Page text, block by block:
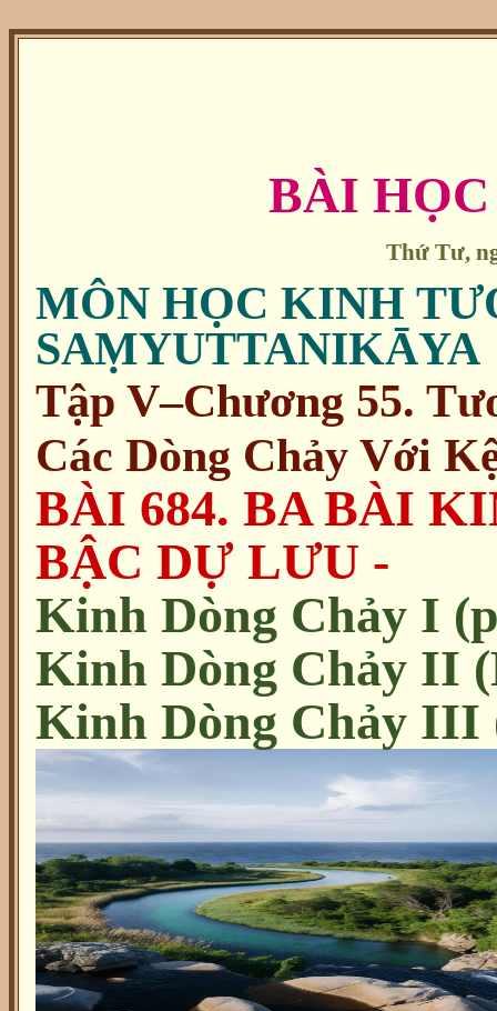
BÀI
Thứ Tư,
MÔN HỌC KINH
SAṂYUTTANIKĀYA
Tập V–Chương 55.
Các Dòng Chảy Với
BÀI 684. BA BÀI
BẬC DỰ LƯU -
Kinh Dòng Chảy I
Kinh Dòng Chảy II
Kinh Dòng Chảy III